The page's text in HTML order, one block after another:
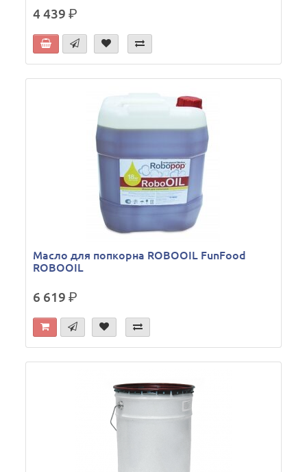
4 439р.
Масло для попкорна ROBOOIL FunFood
ROBOOIL
6 619р.